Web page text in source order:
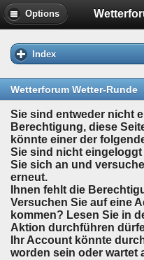
Options
Index
Wetterforum Wetter-Runde
Sie sind entweder nicht
Berechtigung, diese
könnte einer der
Sie sind nicht
Sie sich an und
erneut.
Ihnen fehlt die
Versuchen Sie auf eine
kommen? Lesen Sie in
Aktion durchführen
Ihr Account könnte
worden sein oder wartet